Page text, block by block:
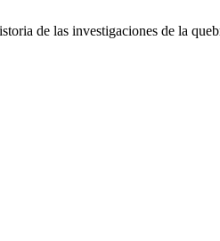
de las investigaciones de la